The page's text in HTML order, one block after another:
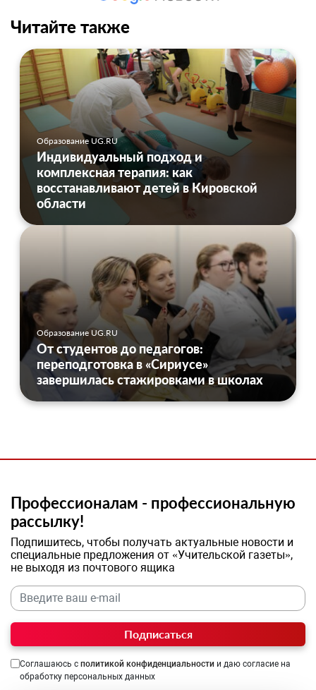
Читайте также
Образование UG.RU
Индивидуальный подход и
комплексная терапия: как
восстанавливают детей в Кировской
области
Образование UG.RU
От студентов до педагогов:
переподготовка в «Сириусе»
завершилась стажировками в школах
Профессионалам - профессиональную
рассылку!
Подпишитесь, чтобы получать актуальные новости и
специальные предложения от «Учительской газеты»,
не выходя из почтового ящика
Подписаться
Соглашаюсь с политикой конфиденциальности и даю согласие на
обработку персональных данных